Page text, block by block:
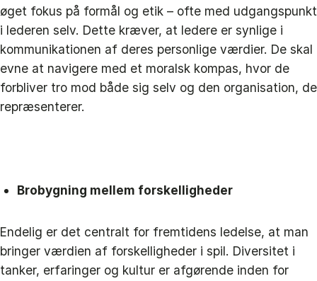
øget fokus på formål og etik – ofte med udgangspunkt
i lederen selv. Dette kræver, at ledere er synlige i
kommunikationen af deres personlige værdier. De skal
evne at navigere med et moralsk kompas, hvor de
forbliver tro mod både sig selv og den organisation, de
repræsenterer.
Brobygning mellem forskelligheder
Endelig er det centralt for fremtidens ledelse, at man
bringer værdien af forskelligheder i spil. Diversitet i
tanker, erfaringer og kultur er afgørende inden for